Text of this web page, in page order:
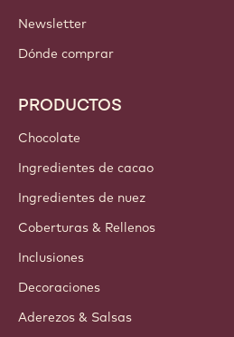
Newsletter
Dónde comprar
PRODUCTOS
Chocolate
Ingredientes de cacao
Ingredientes de nuez
Coberturas & Rellenos
Inclusiones
Decoraciones
Aderezos & Salsas